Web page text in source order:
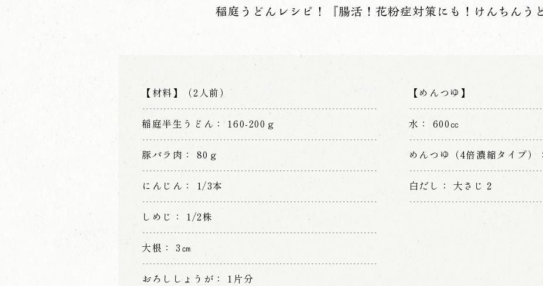
稲庭うどんレシピ！『腸活！花粉症対策にも！けんちんう
【材料】（2人前）
稲庭半生うどん 160-200ｇ
豚バラ肉 80ｇ
にんじん 1/3本
しめじ 1/2株
大根 3㎝
おろししょうが 1片分
【めんつゆ】
水 600㏄
めんつゆ（4倍濃縮タイプ）
白だし 大さじ２